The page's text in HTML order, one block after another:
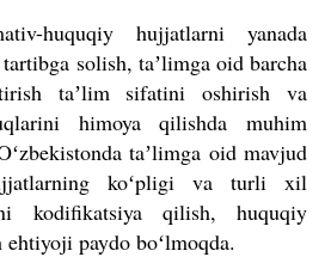
huquqiy hujjatlarni yanada
solish, taʼlimga oid barcha
taʼlim sifatini oshirish va
himoya qilishda muhim
taʼlimga oid mavjud
koʻpligi va turli xil
kodifikatsiya qilish, huquqiy
paydo boʻlmoqda.